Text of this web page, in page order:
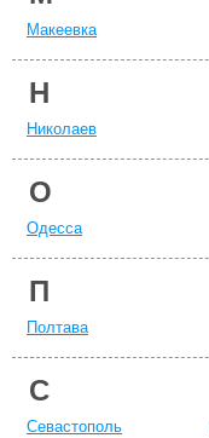
Макеевка
Н
Николаев
О
Одесса
П
Полтава
С
Севастополь